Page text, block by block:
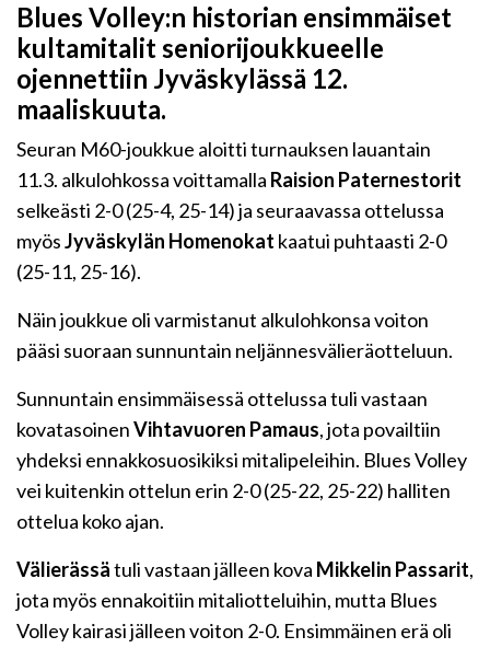
Blues Volley:n historian ensimmäiset
kultamitalit seniorijoukkueelle
ojennettiin Jyväskylässä 12.
maaliskuuta.
Seuran M60-joukkue aloitti turnauksen lauantain
11.3. alkulohkossa voittamalla Raision Paternestorit
selkeästi 2-0 (25-4, 25-14) ja seuraavassa ottelussa
myösJyväskylän Homenokat kaatui puhtaasti 2-0
(25-11, 25-16).
Näin joukkue oli varmistanut alkulohkonsa voiton
pääsi suoraan sunnuntain neljännesvälieräotteluun.
Sunnuntain ensimmäisessä ottelussa tuli vastaan
kovatasoinenVihtavuoren Pamaus, jota povailtiin
yhdeksi ennakkosuosikiksi mitalipeleihin. Blues Volley
vei kuitenkin ottelun erin 2-0 (25-22, 25-22) halliten
ottelua koko ajan.
Välierässätuli vastaan jälleen kova Mikkelin Passarit,
jota myös ennakoitiin mitaliotteluihin, mutta Blues
Volley kairasi jälleen voiton 2-0. Ensimmäinen erä oli